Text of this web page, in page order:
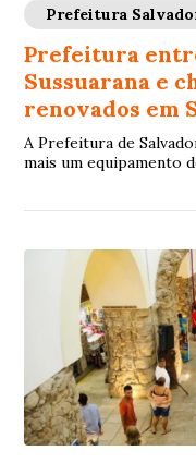
Prefeitura
Prefeitura
Sussuarana e
renovados em
A Prefeitura de
mais um equipamento